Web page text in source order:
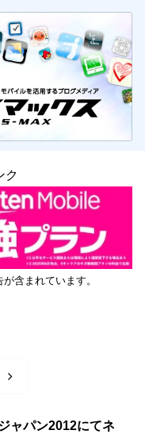
ク
含まれています。
次
ャパン2012にてネ